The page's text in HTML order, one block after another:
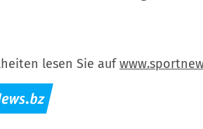
lesen Sie auf